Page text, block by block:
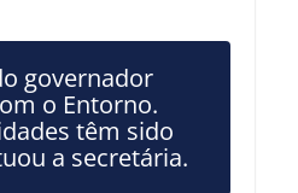
governador
o Entorno.
têm sido
a secretária.